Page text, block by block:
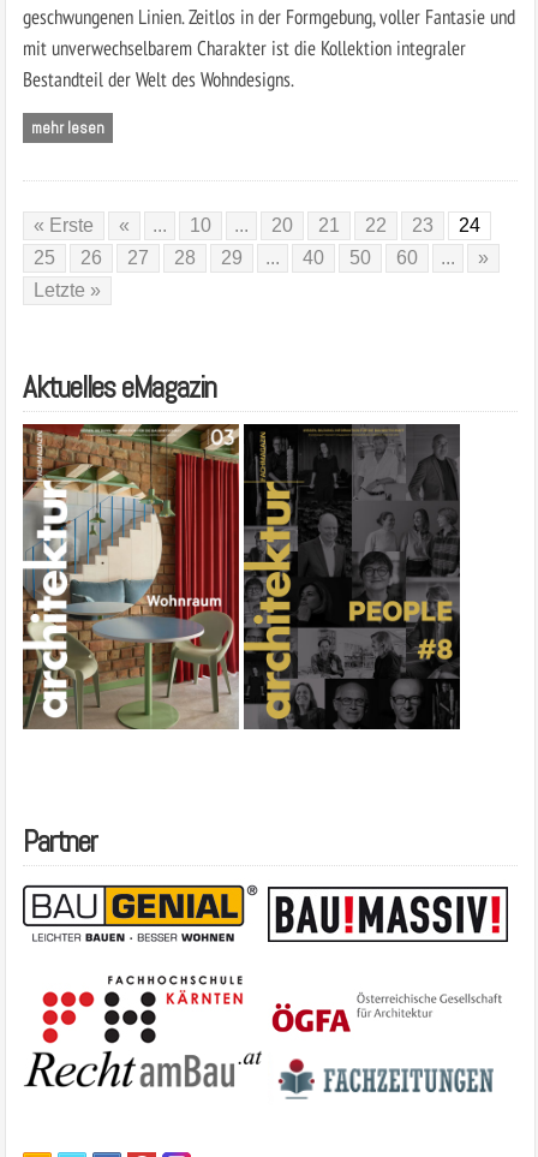
geschwungenen Linien. Zeitlos in der Formgebung, voller Fantasie und
mit unverwechselbarem Charakter ist die Kollektion integraler
Bestandteil der Welt des Wohndesigns.
mehr lesen
« Erste « ... 10 ... 20 21 22 23
24
25
26 27 28 29 ... 40 50 60 ...
»
Letzte »
Aktuelles eMagazin
Partner